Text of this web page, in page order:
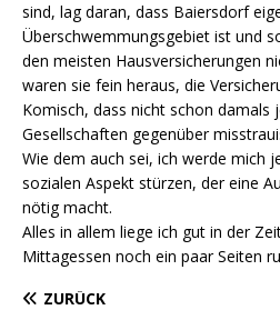
sind, lag daran, dass Baiersdorf
Überschwemmungsgebiet ist und
den meisten Hausversicherungen
waren sie fein heraus, die
Komisch, dass nicht schon damals
Gesellschaften gegenüber
Wie dem auch sei, ich werde mich
sozialen Aspekt stürzen, der eine
nötig macht.
Alles in allem liege ich gut in der
Mittagessen noch ein paar Seiten
ZURÜCK